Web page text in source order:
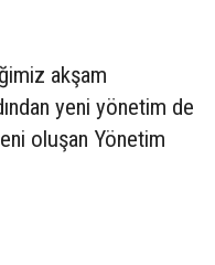
akşam
yeni yönetim de
oluşan Yönetim